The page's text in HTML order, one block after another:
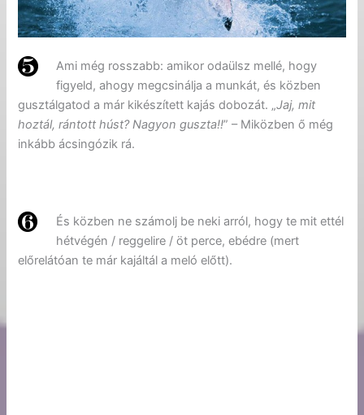
Ami még rosszabb: amikor odaülsz mellé, hogy
figyeld, ahogy megcsinálja a munkát, és közben
gusztálgatod a már kikészített kajás dobozát. „Jaj, mit
hoztál, rántott húst? Nagyon guszta!!” – Miközben ő még
inkább ácsingózik rá.
És közben ne számolj be neki arról, hogy te mit ettél
hétvégén / reggelire / öt perce, ebédre (mert
előrelátóan te már kajáltál a meló előtt).